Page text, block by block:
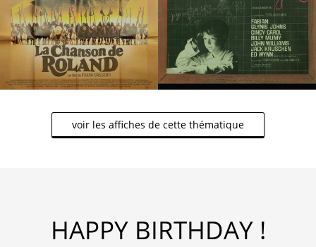
voir les affiches de cette thématique
HAPPY BIRTHDAY !